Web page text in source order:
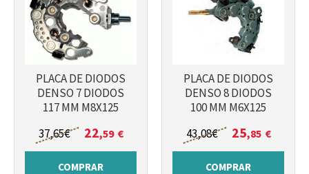
PLACA DE DIODOS
DENSO 7 DIODOS
117 MM M8X125
37,65€ 22,59 €
COMPRAR
PLACA DE DIODOS
DENSO 8 DIODOS
100 MM M6X125
43,08€ 25,85 €
COMPRAR
Más info